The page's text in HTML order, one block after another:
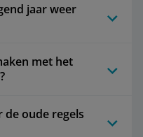
jaar weer
met het
de oude regels